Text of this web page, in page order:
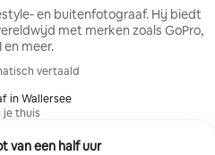
en buitenfotograaf. Hij biedt
met merken zoals GoPro,
en meer.
vertaald
in Wallersee
je thuis
van een half uur